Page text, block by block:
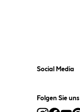
Social Media
Folgen Sie uns